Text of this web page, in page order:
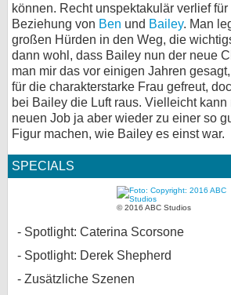
können. Recht unspektakulär verlief
Beziehung von Ben und Bailey. Man
großen Hürden in den Weg, die
dann wohl, dass Bailey nun der neue
man mir das vor einigen Jahren
für die charakterstarke Frau gefreut,
bei Bailey die Luft raus. Vielleicht kann
neuen Job ja aber wieder zu einer so
Figur machen, wie Bailey es einst war.
SPECIALS
© 2016 ABC Studios
Spotlight: Caterina Scorsone
Spotlight: Derek Shepherd
Zusätzliche Szenen